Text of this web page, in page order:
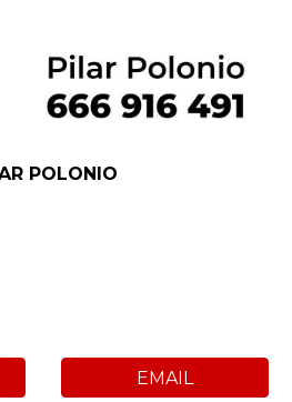
POLONIO
EMAIL